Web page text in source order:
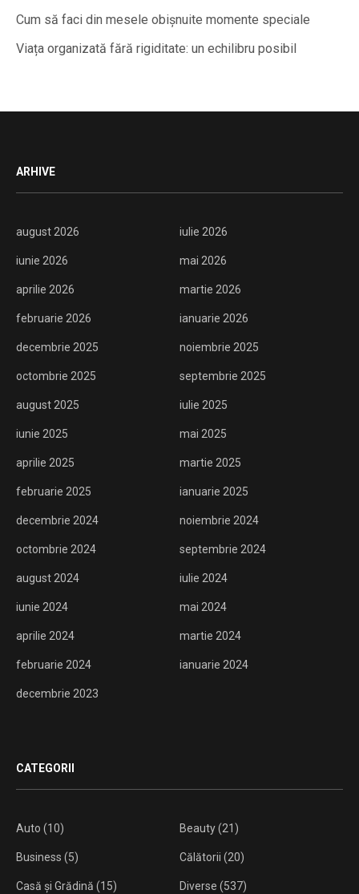
Cum să faci din mesele obișnuite momente speciale
Viața organizată fără rigiditate: un echilibru posibil
ARHIVE
august 2026 iulie 2026
iunie 2026 mai 2026
aprilie 2026 martie 2026
februarie 2026 ianuarie 2026
decembrie 2025 noiembrie 2025
octombrie 2025 septembrie 2025
august 2025 iulie 2025
iunie 2025 mai 2025
aprilie 2025 martie 2025
februarie 2025 ianuarie 2025
decembrie 2024 noiembrie 2024
octombrie 2024 septembrie 2024
august 2024 iulie 2024
iunie 2024 mai 2024
aprilie 2024 martie 2024
februarie 2024 ianuarie 2024
decembrie 2023
CATEGORII
Auto (10) Beauty(21)
Business (5) Călătorii (20)
Casă și Grădină (15) Diverse (537)